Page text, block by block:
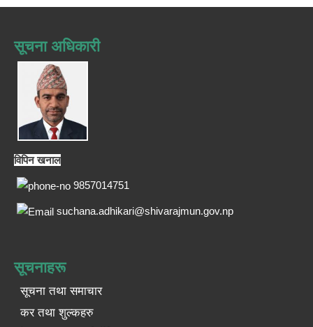
सूचना अधिकारी
विपिन खनाल
9857014751
suchana.adhikari@shivarajmun.gov.np
सूचनाहरू
सूचना तथा समाचार
कर तथा शुल्कहरु